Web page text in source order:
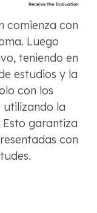
comienza con
Luego
teniendo en
estudios y la
con los
utilizando la
Esto garantiza
con